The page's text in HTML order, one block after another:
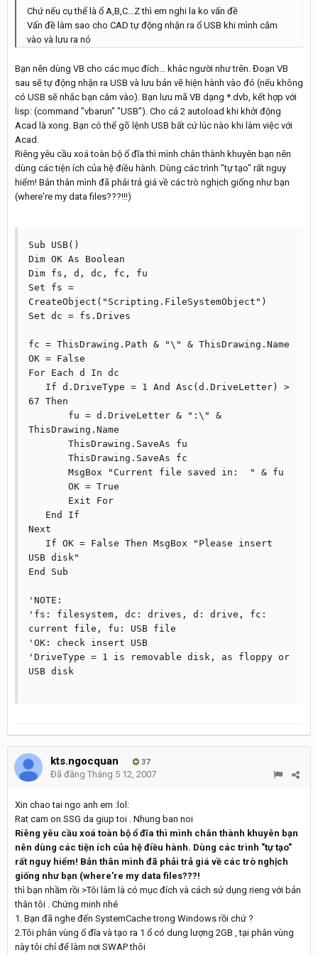
Chứ nếu cụ thể là ổ A,B,C...Z thì em nghi la ko vấn đề
Vấn đề làm sao cho CAD tự động nhận ra ổ USB khi mình cắm
vào và lưu ra nó
Bạn nên dùng VB cho các mục đích... khác người như trên. Đoạn VB
sau sẽ tự động nhận ra USB và lưu bản vẽ hiện hành vào đó (nếu không
có USB sẽ nhắc bạn cắm vào). Bạn lưu mã VB dạng *.dvb, kết hợp với
lisp: (command "vbarun" "USB"). Cho cả 2 autoload khi khởi động
Acad là xong. Bạn có thể gõ lệnh USB bất cứ lúc nào khi làm việc với
Acad.
Riêng yêu cầu xoá toàn bộ ổ đĩa thì mình chân thành khuyên bạn nên
dùng các tiện ích của hệ điều hành. Dùng các trình "tự tạo" rất nguy
hiểm! Bản thân mình đã phải trả giá về các trò nghịch giống như bạn
(where're my data files???!!!)
Sub USB()
Dim OK As Boolean
Dim fs, d, dc, fc, fu
Set fs =
CreateObject("Scripting.FileSystemObject")
Set dc = fs.Drives
fc = ThisDrawing.Path & "\" & ThisDrawing.Name
OK = False
For Each d In dc
67 Then
ThisDrawing.Name
Next
USB disk"
End Sub
'NOTE:
'fs: filesystem, dc: drives, d: drive, fc:
current file, fu: USB file
'OK: check insert USB
'DriveType = 1 is removable disk, as floppy or
USB disk
kts.ngocquan 37
Đã đăng Tháng 5 12, 2007
Xin chao tai ngo anh em :lol:
Rat cam on SSG da giup toi . Nhung ban noi
Riêng yêu cầu xoá toàn bộ ổ đĩa thì mình chân thành khuyên bạn
nên dùng các tiện ích của hệ điều hành. Dùng các trình "tự tạo"
rất nguy hiểm! Bản thân mình đã phải trả giá về các trò nghịch
giống như bạn (where're my data files???!
thì bạn nhầm rồi >Tôi làm là có mục đích và cách sử dụng rieng với bản
thân tôi . Chứng minh nhé
1. Bạn đã nghe đến SystemCache trong Windows rồi chứ ?
2.Tôi phân vùng ổ đĩa và tạo ra 1 ổ có dung lượng 2GB , tại phân vùng
này tôi chỉ để làm nơi SWAP thôi